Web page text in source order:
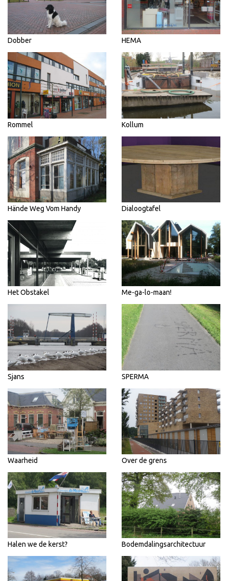
Dobber HEMA
Rommel Kollum
Hände Weg Vom Handy Dialoogtafel
Het Obstakel Me-ga-lo-maan!
Sjans SPERMA
Waarheid Over de grens
Halen we de kerst? Bodemdalingsarchitectuur